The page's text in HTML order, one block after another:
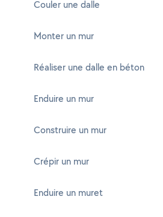
Couler une dalle
Monter un mur
Réaliser une dalle en béton
Enduire un mur
Construire un mur
Crépir un mur
Enduire un muret